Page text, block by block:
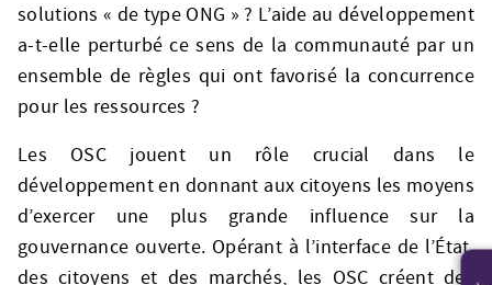
solutions « de type ONG » ? L’aide au développement
a-t-elle perturbé ce sens de la communauté par un
ensemble de règles qui ont favorisé la concurrence
pour les ressources ?
Les OSC jouent un rôle crucial dans le
développement en donnant aux citoyens les moyens
d’exercer une plus grande influence sur la
gouvernance ouverte. Opérant à l’interface de l’État,
des citoyens et des marchés, les OSC créent des